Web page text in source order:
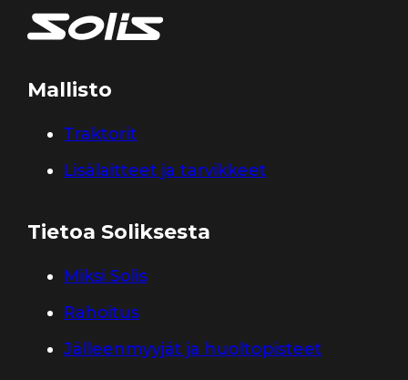
Mallisto
Traktorit
Lisälaitteet ja tarvikkeet
Tietoa Soliksesta
Miksi Solis
Rahoitus
Jälleenmyyjät ja huoltopisteet